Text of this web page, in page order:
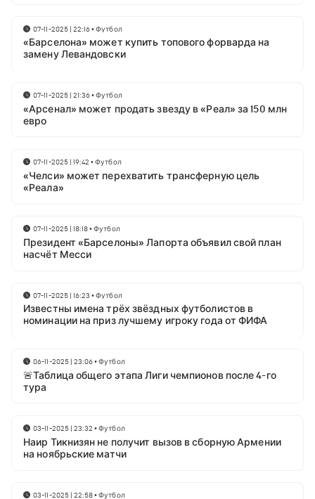
07-11-2025 | 22:16•Футбол
«Барселона» может купить топового форварда на
замену Левандовски
07-11-2025 | 21:36•Футбол
«Арсенал» может продать звезду в «Реал» за 150 млн
евро
07-11-2025 | 19:42 •Футбол
«Челси» может перехватить трансферную цель
«Реала»
07-11-2025 | 18:18•Футбол
Президент «Барселоны» Лапорта объявил свой план
насчёт Месси
07-11-2025 | 16:23 •Футбол
Известны имена трёх звёздных футболистов в
номинации на приз лучшему игроку года от ФИФА
06-11-2025 | 23:06•Футбол
🚨Таблица общего этапа Лиги чемпионов после 4-го
тура
03-11-2025 | 23:32 •Футбол
Наир Тикнизян не получит вызов в сборную Армении
на ноябрьские матчи
03-11-2025 | 22:58•Футбол